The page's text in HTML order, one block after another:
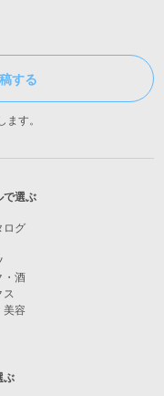
する
す。
で選ぶ
ログ
・酒
ス
美容
ぶ